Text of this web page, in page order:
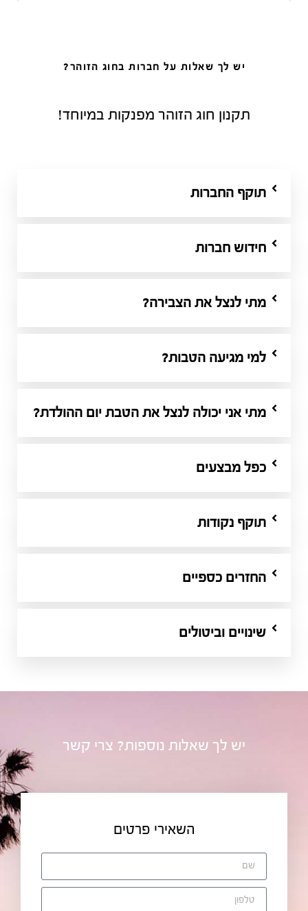
יש לך שאלות על חברות בחוג הזוהר?
תקנון חוג הזוהר מפנקות במיוחד!
תוקף החברות
חידוש חברות
מתי לנצל את הצבירה?
למי מגיעה הטבות?
מתי אני יכולה לנצל את הטבת יום ההולדת?
כפל מבצעים
תוקף נקודות
החזרים כספיים
שינויים וביטולים
יש לך שאלות נוספות? צרי קשר
השאירי פרטים